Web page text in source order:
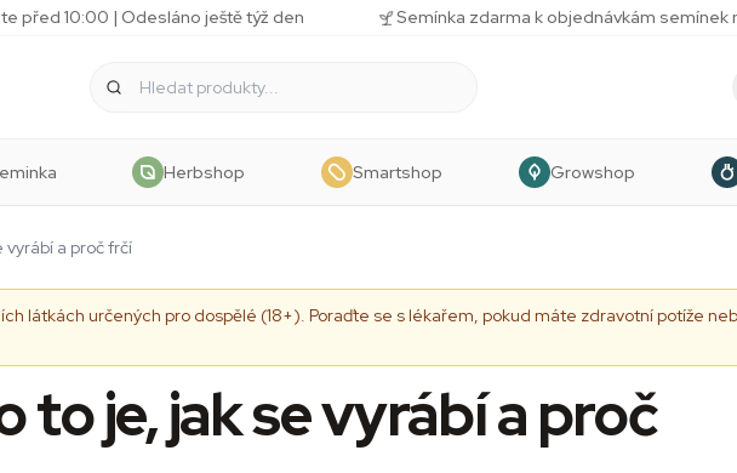
před 10:00 | Odesláno ještě týž den Semínka zdarma k objednávkám semínek
Herbshop Smartshop Growshop
vyrábí a proč frčí
látkách určených pro dospělé (18+). Poraďte se s lékařem, pokud máte zdravotní potíže
to je, jak se vyrábí a proč